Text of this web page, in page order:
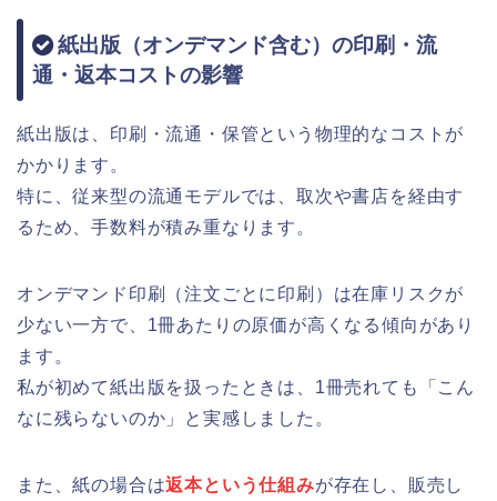
紙出版（オンデマンド含む）の印刷・流
通・返本コストの影響
紙出版は、印刷・流通・保管という物理的なコストが
かかります。
特に、従来型の流通モデルでは、取次や書店を経由す
るため、手数料が積み重なります。
オンデマンド印刷（注文ごとに印刷）は在庫リスクが
少ない一方で、1冊あたりの原価が高くなる傾向があり
ます。
私が初めて紙出版を扱ったときは、1冊売れても「こん
なに残らないのか」と実感しました。
また、紙の場合は返本という仕組みが存在し、販売し